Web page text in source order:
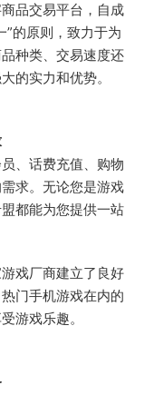
品交易平台，自成
”的原则，致力于为
种类、交易速度还
的实力和优势。
、话费充值、购物
求。无论您是游戏
都能为您提供一站
戏厂商建立了良好
门手机游戏在内的
游戏乐趣。